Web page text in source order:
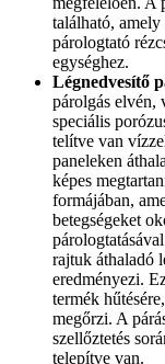
található,
párologtató
egységhez.
Légnedvesítő
párolgás elvén,
speciális
telítve van
paneleken
képes
formájában,
betegségeket
rajtuk áthaladó
eredményezi.
termék
megőrzi. A
szellőztetés
telepítve van.